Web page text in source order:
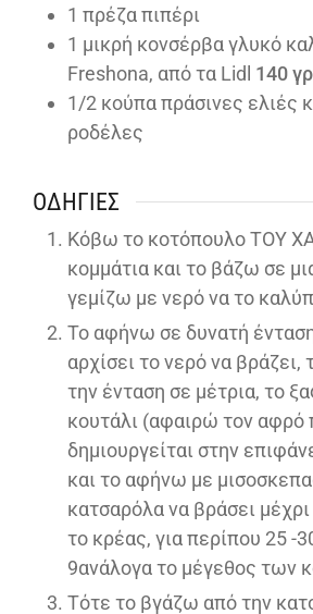
1 πρέζα πιπέρι
1 μικρή κονσέρβα γλυκό
Freshona, από τα Lidl 140 γρ
1/2 κούπα πράσινες ελιές
ροδέλες
ΟΔΗΓΊΕΣ
Κόβω το κοτόπουλο ΤΟΥ
κομμάτια και το βάζω σε
γεμίζω με νερό να το
Το αφήνω σε δυνατή
αρχίσει το νερό να
την ένταση σε μέτρια, το
κουτάλι (αφαιρώ τον αφρό
δημιουργείται στην
και το αφήνω με
κατσαρόλα να βράσει
το κρέας, για περίπου 25 -
9ανάλογα το μέγεθος των
Τότε το βγάζω από την